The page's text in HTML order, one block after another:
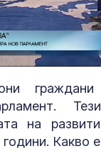
:
на
Какво